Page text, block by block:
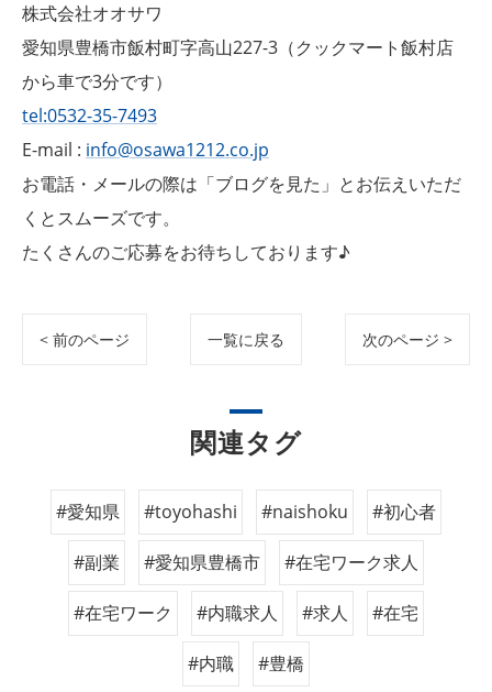
株式会社オオサワ
愛知県豊橋市飯村町字高山227-3（クックマート飯村店
から車で3分です）
tel:0532-35-7493
E-mail : info@osawa1212.co.jp
お電話・メールの際は「ブログを見た」とお伝えいただ
くとスムーズです。
たくさんのご応募をお待ちしております♪
< 前のページ 一覧に戻る 次のページ >
関連タグ
#愛知県 #toyohashi #naishoku #初心者
#副業 #愛知県豊橋市 #在宅ワーク求人
#在宅ワーク #内職求人 #求人 #在宅
#内職 #豊橋